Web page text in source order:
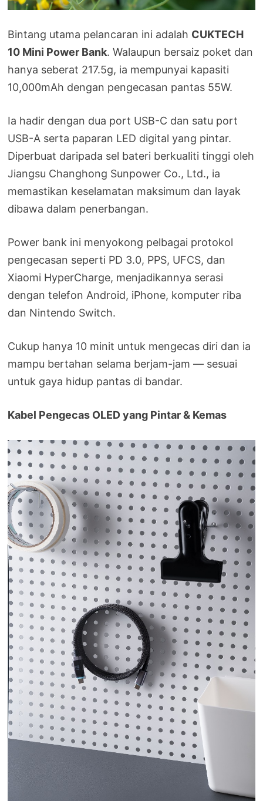
Bintang utama pelancaran ini adalah CUKTECH
10 Mini Power Bank. Walaupun bersaiz poket dan
hanya seberat 217.5g, ia mempunyai kapasiti
10,000mAh dengan pengecasan pantas 55W.
Ia hadir dengan dua port USB-C dan satu port
USB-A serta paparan LED digital yang pintar.
Diperbuat daripada sel bateri berkualiti tinggi oleh
Jiangsu Changhong Sunpower Co., Ltd., ia
memastikan keselamatan maksimum dan layak
dibawa dalam penerbangan.
Power bank ini menyokong pelbagai protokol
pengecasan seperti PD 3.0, PPS, UFCS, dan
Xiaomi HyperCharge, menjadikannya serasi
dengan telefon Android, iPhone, komputer riba
dan Nintendo Switch.
Cukup hanya 10 minit untuk mengecas diri dan ia
mampu bertahan selama berjam-jam — sesuai
untuk gaya hidup pantas di bandar.
Kabel Pengecas OLED yang Pintar & Kemas